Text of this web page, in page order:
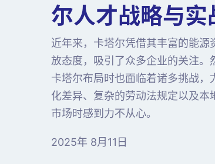
尔人才战略与实
近年来，卡塔尔凭借其丰富的能
放态度，吸引了众多企业的关注
卡塔尔布局时也面临着诸多挑战
化差异、复杂的劳动法规定以及
市场时感到力不从心。
2025年 8月11日